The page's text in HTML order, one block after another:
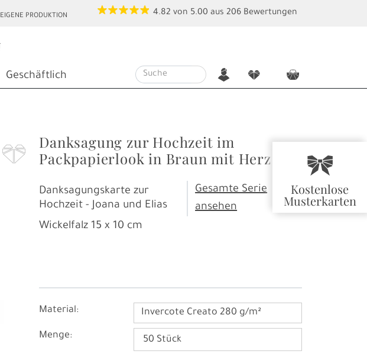
r
Kostenlose
Musterkarten
EIGENE PRODUKTION 4.82 von 5.00 aus 206 Bewertungen
Geschäftlich n f c
F
Danksagung zur Hochzeit im
Packpapierlook in Braun mit Herz
Danksagungskarte zur
Hochzeit - Joana und Elias
Gesamte Serie
ansehen
Wickelfalz 15 x 10 cm
Material: Invercote Creato 280 g/m²
Menge: